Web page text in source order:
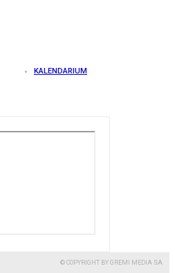
KALENDARIUM
© COPYRIGHT BY GREMI MEDIA SA